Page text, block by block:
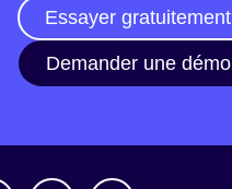
Essayer gratuitement
Demander une démo